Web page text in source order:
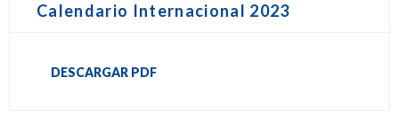
Calendario Internacional 2023
DESCARGAR PDF